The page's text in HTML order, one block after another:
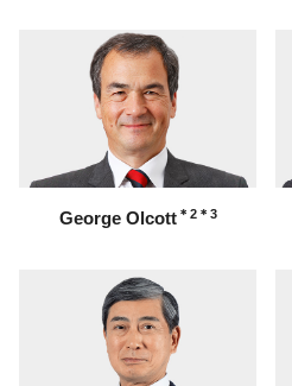
George Olcott＊2＊3